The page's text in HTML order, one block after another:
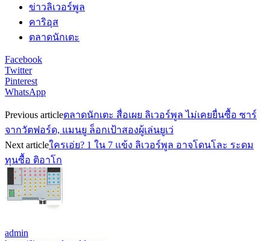
ข่าวลิเวอร์พูล
คาริอุส
ตลาดนักเตะ
Facebook
Twitter
Pinterest
WhatsApp
Previous articleตลาดนักเตะ สื่อเผย ลิเวอร์พูล ไม่เคยยื่นซื้อ ซาร์
จากวัตฟอร์ด, แมนยู ล็อกเป้าสองผู้เล่นยูเว่
Next articleใครเอ่ย? 1 ใน 7 แข้ง ลิเวอร์พูล อาจโดนโละ ระดม
ทุนซื้อ ติอาโก
admin